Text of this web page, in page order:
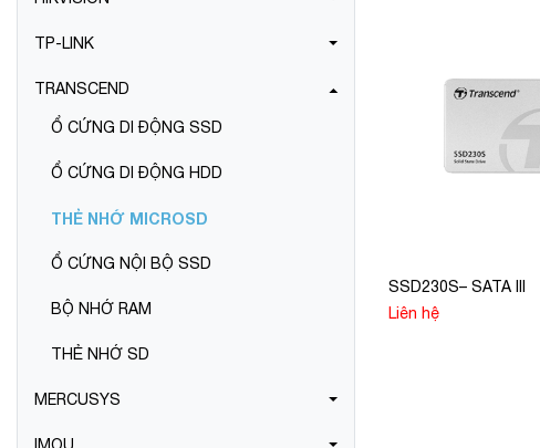
TP-LINK
TRANSCEND
Ổ CỨNG DI ĐỘNG SSD
Ổ CỨNG DI ĐỘNG HDD
THẺ NHỚ MICROSD
Ổ CỨNG NỘI BỘ SSD
BỘ NHỚ RAM
THẺ NHỚ SD
MERCUSYS
SSD230S– SATA III
Liên hệ